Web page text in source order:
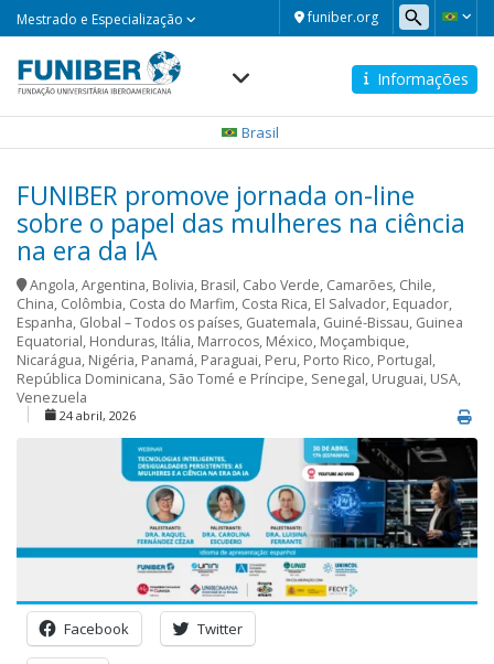
funiber.org
Mestrado e Especialização
Informações
Brasil
FUNIBER promove jornada on-line
sobre o papel das mulheres na ciência
na era da IA
Angola,Argentina, Bolivia, Brasil, Cabo Verde, Camarões, Chile,
China, Colômbia, Costa do Marfim, Costa Rica, El Salvador, Equador,
Espanha, Global – Todos os países, Guatemala, Guiné-Bissau, Guinea
Equatorial, Honduras, Itália, Marrocos, México, Moçambique,
Nicarágua, Nigéria, Panamá, Paraguai, Peru, Porto Rico, Portugal,
República Dominicana, São Tomé e Príncipe, Senegal, Uruguai, USA,
Venezuela
24 abril, 2026
Facebook Twitter